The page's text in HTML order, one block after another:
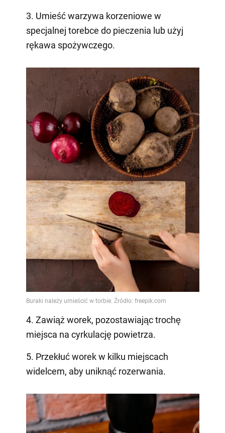
3. Umieść warzywa korzeniowe w
specjalnej torebce do pieczenia lub użyj
rękawa spożywczego.
4. Zawiąż worek, pozostawiając trochę
miejsca na cyrkulację powietrza.
5. Przekłuć worek w kilku miejscach
widelcem, aby uniknąć rozerwania.